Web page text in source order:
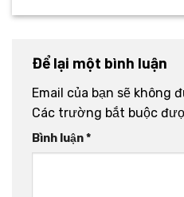
Để lại một bình luận
Email của bạn sẽ không
Các trường bắt buộc
Bình luận*